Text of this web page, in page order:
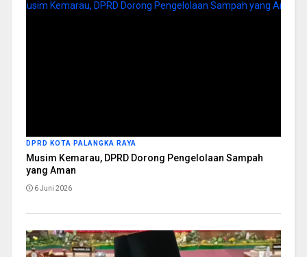
DPRD KOTA PALANGKA RAYA
Musim Kemarau, DPRD Dorong Pengelolaan Sampah
yang Aman
6 Juni 2026